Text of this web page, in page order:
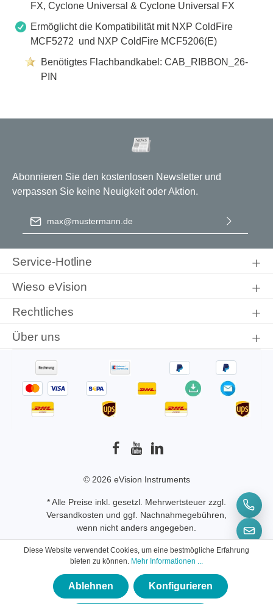
FX, Cyclone Universal & Cyclone Universal FX
Ermöglicht die Kompatibilität mit NXP ColdFire
MCF5272 und NXP ColdFire MCF5206(E)
Benötigtes Flachbandkabel: CAB_RIBBON_26-
PIN
Abonnieren Sie den kostenlosen Newsletter und
verpassen Sie keine Neuigkeit oder Aktion.
E-Mail-Adresse
einverstanden.
Service-Hotline
Wieso eVision
Rechtliches
Über uns
© 2026 eVision Instruments
* Alle Preise inkl. gesetzl. Mehrwertsteuer zzgl.
Versandkosten und ggf. Nachnahmegebühren,
wenn nicht anders angegeben.
Diese Website verwendet Cookies, um eine bestmögliche Erfahrung
bieten zu können. Mehr Informationen ...
Ablehnen Konfigurieren